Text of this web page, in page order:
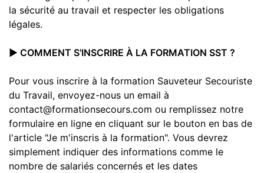
la sécurité au travail et respecter les obligations
légales.
▶️ COMMENT S'INSCRIRE À LA FORMATION SST ?
Pour vous inscrire à la formation Sauveteur Secouriste
du Travail, envoyez-nous un email à
contact@formationsecours.com ou remplissez notre
formulaire en ligne en cliquant sur le bouton en bas de
l'article "Je m'inscris à la formation". Vous devrez
simplement indiquer des informations comme le
nombre de salariés concernés et les dates